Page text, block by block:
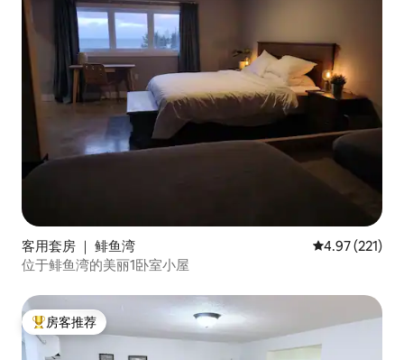
客用套房 ｜ 鲱鱼湾 平均评分 4.97
4.97 (221)
位于鲱鱼湾的美丽1卧室小屋
热门「房客推荐」
房客推荐